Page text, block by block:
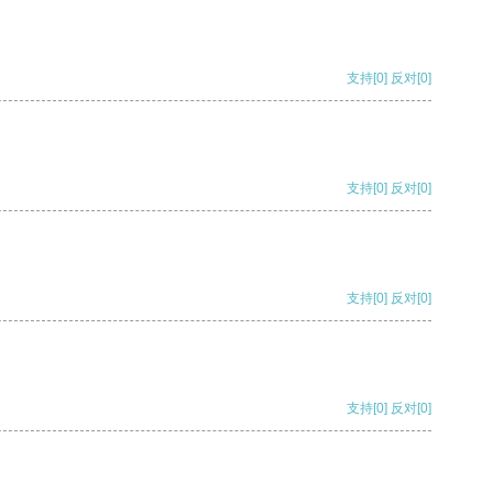
支持[0] 反对[0]
支持[0] 反对[0]
支持[0] 反对[0]
支持[0] 反对[0]